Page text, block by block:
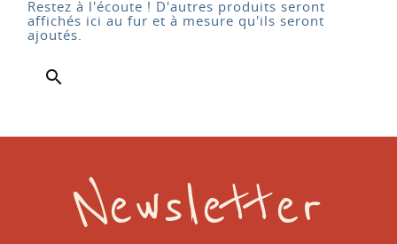
Restez à l'écoute ! D'autres produits seront
affichés ici au fur et à mesure qu'ils seront
ajoutés.

Newsletter